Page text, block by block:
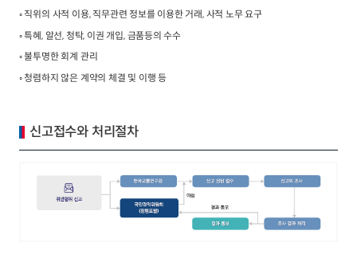
◦ 직위의 사적 이용, 직무관련 정보를 이용한 거래, 사적 노무 요구
◦ 특혜, 알선, 청탁, 이권 개입, 금품등의 수수
◦ 불투명한 회계 관리
◦ 청렴하지 않은 계약의 체결 및 이행 등
신고접수와 처리절차
권역별통행지표
사회경제지표
교통수요예측
2025.09.30